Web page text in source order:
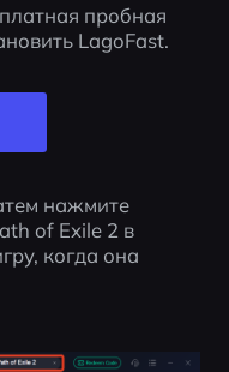
пробная
LagoFast.
нажмите
of Exile 2 в
когда она